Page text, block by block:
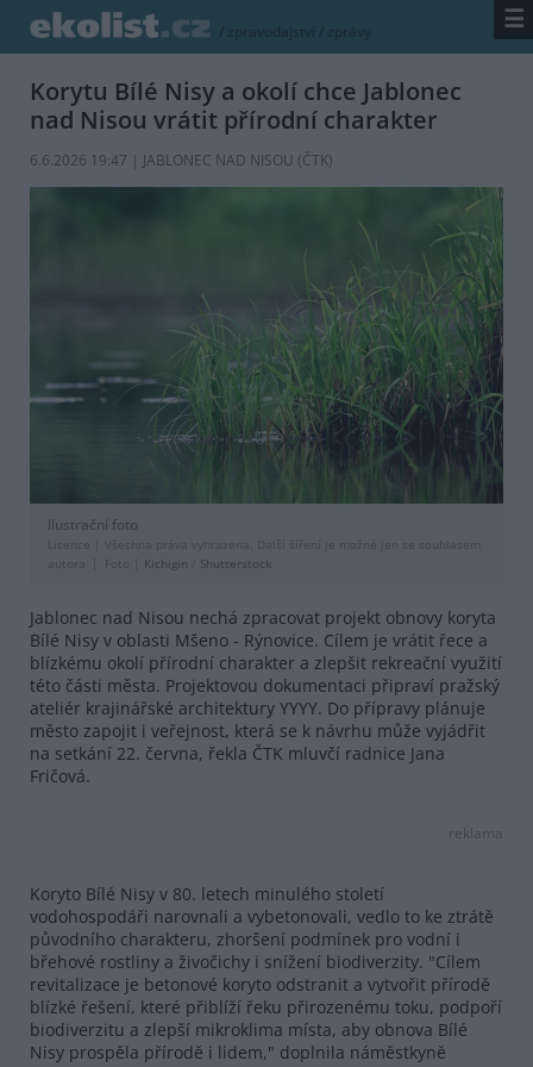
/ zpravodajství / zprávy ☰
Korytu Bílé Nisy a okolí chce Jablonec
nad Nisou vrátit přírodní charakter
6.6.2026 19:47 | JABLONEC NAD NISOU (ČTK)
Ilustrační foto
Licence |
Všechna práva vyhrazena. Další šíření je možné jen se souhlasem
autora
Foto | Kichigin Shutterstock
Jablonec nad Nisou nechá zpracovat projekt obnovy koryta
Bílé Nisy v oblasti Mšeno - Rýnovice. Cílem je vrátit řece a
blízkému okolí přírodní charakter a zlepšit rekreační využití
této části města. Projektovou dokumentaci připraví pražský
ateliér krajinářské architektury YYYY. Do přípravy plánuje
město zapojit i veřejnost, která se k návrhu může vyjádřit
na setkání 22. června, řekla ČTK mluvčí radnice Jana
Fričová.
reklama
Koryto Bílé Nisy v 80. letech minulého století
vodohospodáři narovnali a vybetonovali, vedlo to ke ztrátě
původního charakteru, zhoršení podmínek pro vodní i
břehové rostliny a živočichy i snížení biodiverzity. "Cílem
revitalizace je betonové koryto odstranit a vytvořit přírodě
blízké řešení, které přiblíží řeku přirozenému toku, podpoří
biodiverzitu a zlepší mikroklima místa, aby obnova Bílé
Nisy prospěla přírodě i lidem," doplnila náměstkyně